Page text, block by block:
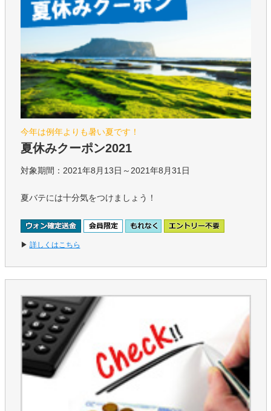
今年は例年よりも暑い夏です！
夏休みクーポン2021
対象期間：2021年8月13日～2021年8月31日
夏バテには十分気をつけましょう！
▶ 詳しくはこちら